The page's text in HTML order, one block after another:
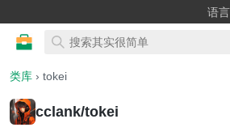
语言
类库 › tokei
cclank/tokei